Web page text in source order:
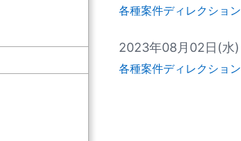
各種案件ディレクション
2023年08月02日(水)
各種案件ディレクション